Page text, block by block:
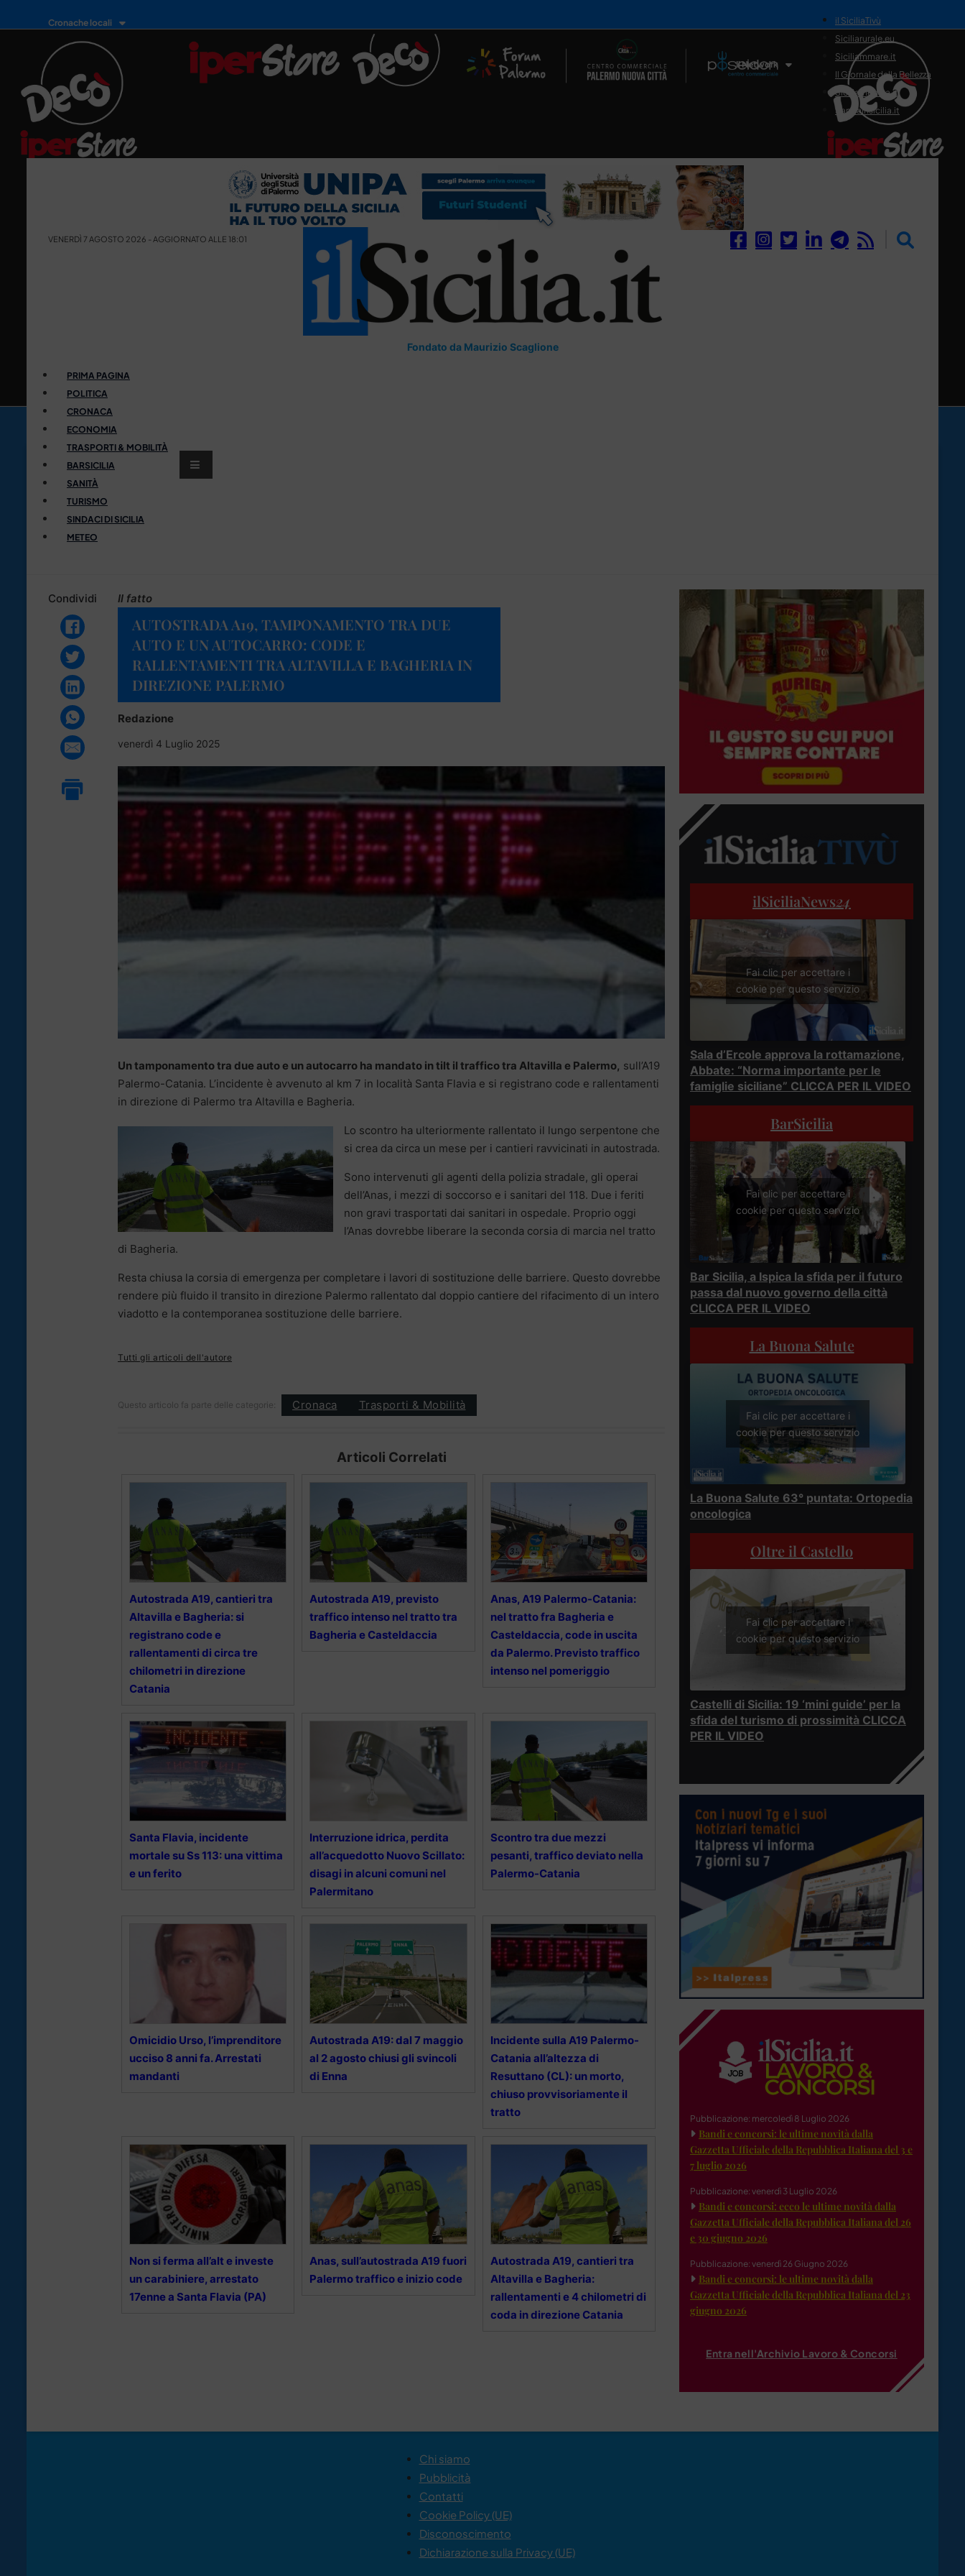
Cronache locali
Il Network
il SiciliaTivù
Siciliarurale.eu
Siciliammare.it
Il Giornale della Bellezza
Siciliamedica.it
Sanitainsicilia.it
VENERDÌ 7 AGOSTO 2026 - AGGIORNATO ALLE 18:01
Fondato da Maurizio Scaglione
PRIMA PAGINA
POLITICA
CRONACA
ECONOMIA
TRASPORTI & MOBILITÀ
BARSICILIA
SANITÀ
TURISMO
SINDACI DI SICILIA
METEO
Condividi Il fatto
AUTOSTRADA A19, TAMPONAMENTO TRA DUE
AUTO E UN AUTOCARRO: CODE E
RALLENTAMENTI TRA ALTAVILLA E BAGHERIA IN
DIREZIONE PALERMO
Redazione
venerdì 4 Luglio 2025
Un tamponamento tra due auto e un autocarro ha mandato in tilt il traffico tra Altavilla e Palermo, sull’A19
Palermo-Catania. L’incidente è avvenuto al km 7 in località Santa Flavia e si registrano code e rallentamenti
in direzione di Palermo tra Altavilla e Bagheria.
Lo scontro ha ulteriormente rallentato il lungo serpentone che
si crea da circa un mese per i cantieri ravvicinati in autostrada.
Sono intervenuti gli agenti della polizia stradale, gli operai
dell’Anas, i mezzi di soccorso e i sanitari del 118. Due i feriti
non gravi trasportati dai sanitari in ospedale. Proprio oggi
l’Anas dovrebbe liberare la seconda corsia di marcia nel tratto
di Bagheria.
Resta chiusa la corsia di emergenza per completare i lavori di sostituzione delle barriere. Questo dovrebbe
rendere più fluido il transito in direzione Palermo rallentato dal doppio cantiere del rifacimento di un intero
viadotto e la contemporanea sostituzione delle barriere.
Tutti gli articoli dell'autore
Questo articolo fa parte delle categorie: Cronaca Trasporti & Mobilità
Articoli Correlati
Autostrada A19, cantieri tra
Altavilla e Bagheria: si
registrano code e
rallentamenti di circa tre
chilometri in direzione
Catania
Autostrada A19, previsto
traffico intenso nel tratto tra
Bagheria e Casteldaccia
Anas, A19 Palermo-Catania:
nel tratto fra Bagheria e
Casteldaccia, code in uscita
da Palermo. Previsto traffico
intenso nel pomeriggio
Santa Flavia, incidente
mortale su Ss 113: una vittima
e un ferito
Interruzione idrica, perdita
all’acquedotto Nuovo Scillato:
disagi in alcuni comuni nel
Palermitano
Scontro tra due mezzi
pesanti, traffico deviato nella
Palermo-Catania
Omicidio Urso, l’imprenditore
ucciso 8 anni fa. Arrestati
mandanti
Autostrada A19: dal 7 maggio
al 2 agosto chiusi gli svincoli
di Enna
Incidente sulla A19 Palermo-
Catania all’altezza di
Resuttano (CL): un morto,
chiuso provvisoriamente il
tratto
Non si ferma all’alt e investe
un carabiniere, arrestato
17enne a Santa Flavia (PA)
Anas, sull’autostrada A19 fuori
Palermo traffico e inizio code
Autostrada A19, cantieri tra
Altavilla e Bagheria:
rallentamenti e 4 chilometri di
coda in direzione Catania
ilSiciliaNews24
Fai clic per accettare i
cookie per questo servizio
Sala d’Ercole approva la rottamazione,
Abbate: “Norma importante per le
famiglie siciliane” CLICCA PER IL VIDEO
BarSicilia
Fai clic per accettare i
cookie per questo servizio
Bar Sicilia, a Ispica la sfida per il futuro
passa dal nuovo governo della città
CLICCA PER IL VIDEO
La Buona Salute
Fai clic per accettare i
cookie per questo servizio
La Buona Salute 63° puntata: Ortopedia
oncologica
Oltre il Castello
Fai clic per accettare i
cookie per questo servizio
Castelli di Sicilia: 19 ‘mini guide’ per la
sfida del turismo di prossimità CLICCA
PER IL VIDEO
Pubblicazione: mercoledì 8 Luglio 2026
Bandi e concorsi: le ultime novità dalla
Gazzetta Ufficiale della Repubblica Italiana del 3 e
7 luglio 2026
Pubblicazione: venerdì 3 Luglio 2026
Bandi e concorsi: ecco le ultime novità dalla
Gazzetta Ufficiale della Repubblica Italiana del 26
e 30 giugno 2026
Pubblicazione: venerdì 26 Giugno 2026
Bandi e concorsi: le ultime novità dalla
Gazzetta Ufficiale della Repubblica Italiana del 23
giugno 2026
Entra nell'Archivio Lavoro & Concorsi
Chi siamo
Pubblicità
Contatti
Cookie Policy (UE)
Disconoscimento
Dichiarazione sulla Privacy (UE)